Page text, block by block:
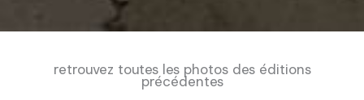
retrouvez toutes les photos des éditions
précédentes